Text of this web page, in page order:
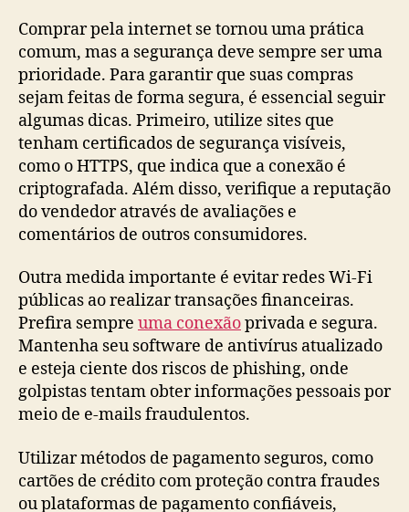
Comprar pela internet se tornou uma prática
comum, mas a segurança deve sempre ser uma
prioridade. Para garantir que suas compras
sejam feitas de forma segura, é essencial seguir
algumas dicas. Primeiro, utilize sites que
tenham certificados de segurança visíveis,
como o HTTPS, que indica que a conexão é
criptografada. Além disso, verifique a reputação
do vendedor através de avaliações e
comentários de outros consumidores.
Outra medida importante é evitar redes Wi-Fi
públicas ao realizar transações financeiras.
Prefira sempre uma conexãoprivada e segura.
Mantenha seu software de antivírus atualizado
e esteja ciente dos riscos de phishing, onde
golpistas tentam obter informações pessoais por
meio de e-mails fraudulentos.
Utilizar métodos de pagamento seguros, como
cartões de crédito com proteção contra fraudes
ou plataformas de pagamento confiáveis,